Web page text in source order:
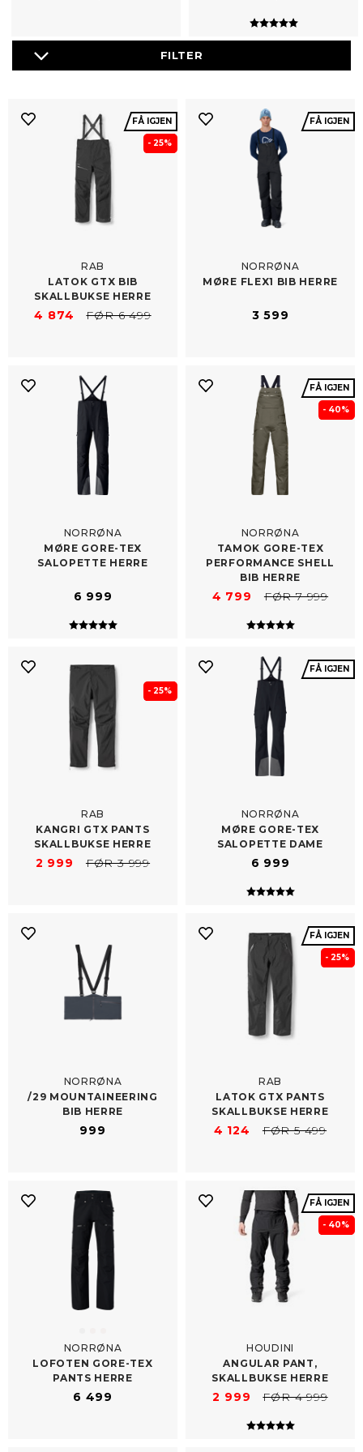
Karakter:
5.0 av 5
FÅ IGJEN
- 25%
RAB
LATOK GTX BIB
SKALLBUKSE HERRE
4 874 FØR 6 499
FÅ IGJEN
NORRØNA
MØRE FLEX1 BIB HERRE
3 599
NORRØNA
MØRE GORE-​TEX
SALOPETTE HERRE
6 999
Karakter:
5.0 av 5 mulige
FÅ IGJEN
- 40%
NORRØNA
TAMOK GORE-​TEX
PERFORMANCE SHELL
BIB HERRE
4 799 FØR 7 999
Karakter:
5.0 av 5
- 25%
RAB
KANGRI GTX PANTS
SKALLBUKSE HERRE
2 999 FØR 3 999
FÅ IGJEN
NORRØNA
MØRE GORE-​TEX
SALOPETTE DAME
6 999
Karakter:
5.0 av 5
NORRØNA
/​29 MOUNTAINEERING
BIB HERRE
999
FÅ IGJEN
- 25%
RAB
LATOK GTX PANTS
SKALLBUKSE HERRE
4 124 FØR 5 499
NORRØNA
LOFOTEN GORE-​TEX
PANTS HERRE
6 499
FÅ IGJEN
- 40%
HOUDINI
ANGULAR PANT,
SKALLBUKSE HERRE
2 999 FØR 4 999
Karakter:
5.0 av 5